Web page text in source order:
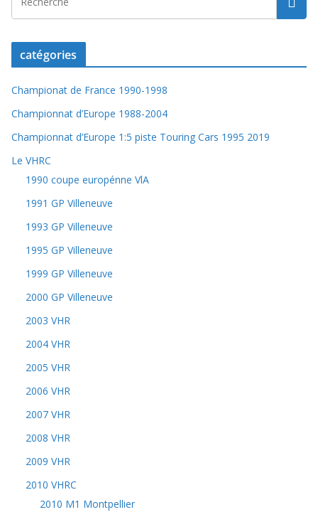
catégories
Championat de France 1990-1998
Championnat d’Europe 1988-2004
Championnat d’Europe 1:5 piste Touring Cars 1995 2019
Le VHRC
1990 coupe europénne VlA
1991 GP Villeneuve
1993 GP Villeneuve
1995 GP Villeneuve
1999 GP Villeneuve
2000 GP Villeneuve
2003 VHR
2004 VHR
2005 VHR
2006 VHR
2007 VHR
2008 VHR
2009 VHR
2010 VHRC
2010 M1 Montpellier